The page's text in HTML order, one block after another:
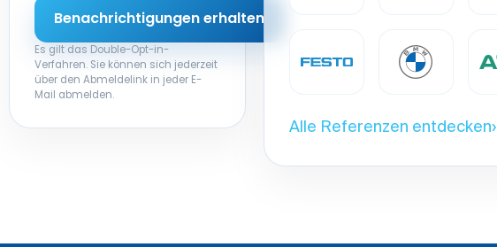
Es gilt das Double-Opt-in-
Verfahren. Sie können sich jederzeit
über den Abmeldelink in jeder E-
Mail abmelden.
Alle Referenzen entdecken›